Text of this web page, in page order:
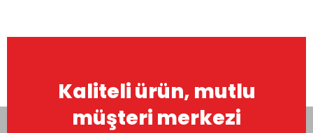
Kaliteli ürün, mutlu
müşteri merkezi